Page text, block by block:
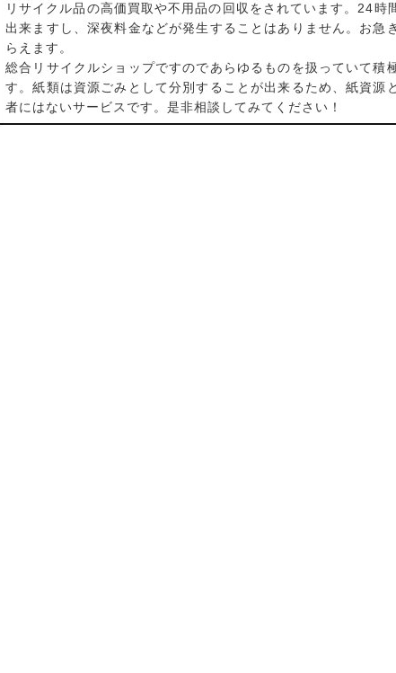
リサイクル品の高価買取や不用品の回収をされています。24時
出来ますし、深夜料金などが発生することはありません。お急
らえます。
総合リサイクルショップですのであらゆるものを扱っていて積
す。紙類は資源ごみとして分別することが出来るため、紙資源
者にはないサービスです。是非相談してみてください！